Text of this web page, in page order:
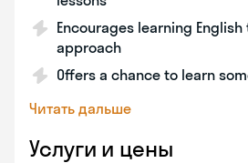
Encourages learning
approach
Offers a chance to learn
Читать дальше
Услуги и цены